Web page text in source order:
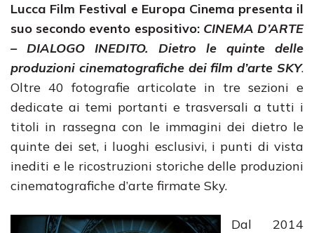
Lucca Film Festival e Europa Cinema presenta il
suo secondo evento espositivo: CINEMA D’ARTE
– DIALOGO INEDITO. Dietro le quinte delle
produzioni cinematografiche dei film d’arte SKY.
Oltre 40 fotografie articolate in tre sezioni e
dedicate ai temi portanti e trasversali a tutti i
titoli in rassegna con le immagini dei dietro le
quinte dei set, i luoghi esclusivi, i punti di vista
inediti e le ricostruzioni storiche delle produzioni
cinematografiche d’arte firmate Sky.
Dal 2014